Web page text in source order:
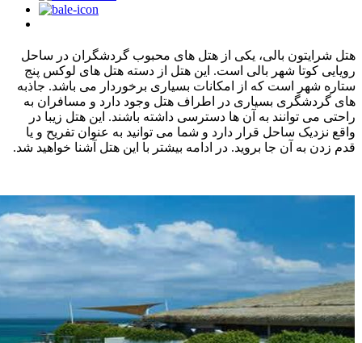
هتل شرایتون بالی، یکی از هتل های محبوب گردشگران در ساحل
رویایی کوتا شهر بالی است. این هتل از دسته هتل های لوکس پنج
ستاره شهر است که از امکانات بسیاری برخوردار می باشد. جاذبه
های گردشگری بسیاری در اطراف هتل وجود دارد و مسافران به
راحتی می توانند به آن ها دسترسی داشته باشند. این هتل زیبا در
واقع نزدیک ساحل قرار دارد و شما می توانید به عنوان تفریح و یا
قدم زدن به آن جا بروید. در ادامه بیشتر با این هتل آشنا خواهید شد.